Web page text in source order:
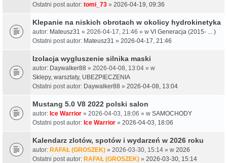
Ostatni post autor: tomi_73 » 2026-04-19, 09:36
Klepanie na niskich obrotach w okolicy hydrokinetyka
autor: Mateusz31 » 2026-04-17, 21:46 » w VI Generacja (2015- ... )
Ostatni post autor: Mateusz31 » 2026-04-17, 21:46
Izolacja wygluszenie silnika maski
autor: Daywalker88 » 2026-04-08, 13:04 » w
Sklepy, warsztaty, UBEZPIECZENIA
Ostatni post autor: Daywalker88 » 2026-04-08, 13:04
Mustang 5.0 V8 2022 polski salon
autor: Ice Warrior » 2026-04-03, 18:06 » w SAMOCHODY
Ostatni post autor: Ice Warrior » 2026-04-03, 18:06
Kalendarz zlotów, spotów i wydarzeń w 2026 roku
autor: RAFAŁ (GROSZEK) » 2026-03-30, 15:14 » w 2026
Ostatni post autor: RAFAŁ (GROSZEK) » 2026-03-30, 15:14